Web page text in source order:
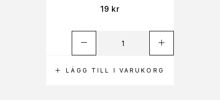
LÄGG TILL I VARUKORG
19 kr